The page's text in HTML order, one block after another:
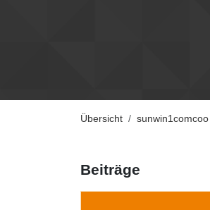
Übersicht sunwin1comcoo
Beiträge